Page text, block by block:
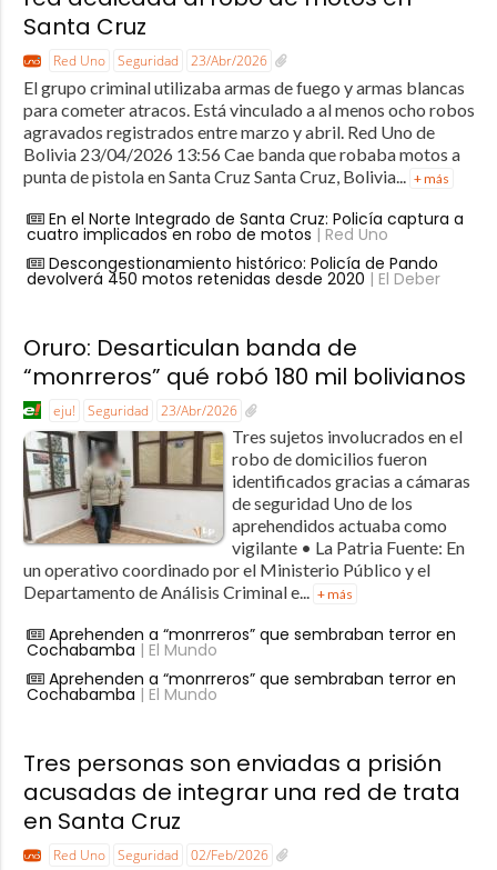
Santa Cruz
Red Uno Seguridad 23/Abr/2026
El grupo criminal utilizaba armas de fuego y armas blancas
para cometer atracos. Está vinculado a al menos ocho robos
agravados registrados entre marzo y abril. Red Uno de
Bolivia 23/04/2026 13:56 Cae banda que robaba motos a
punta de pistola en Santa Cruz Santa Cruz, Bolivia...
+ más
En el Norte Integrado de Santa Cruz: Policía captura a
cuatro implicados en robo de motos | Red Uno
Descongestionamiento histórico: Policía de Pando
devolverá 450 motos retenidas desde 2020 | El Deber
Oruro: Desarticulan banda de
“monrreros” qué robó 180 mil bolivianos
eju! Seguridad 23/Abr/2026
Tres sujetos involucrados en el
robo de domicilios fueron
identificados gracias a cámaras
de seguridad Uno de los
aprehendidos actuaba como
vigilante • La Patria Fuente: En
un operativo coordinado por el Ministerio Público y el
Departamento de Análisis Criminal e... + más
Aprehenden a “monrreros” que sembraban terror en
Cochabamba | El Mundo
Aprehenden a “monrreros” que sembraban terror en
Cochabamba | El Mundo
Tres personas son enviadas a prisión
acusadas de integrar una red de trata
en Santa Cruz
Red Uno Seguridad 02/Feb/2026